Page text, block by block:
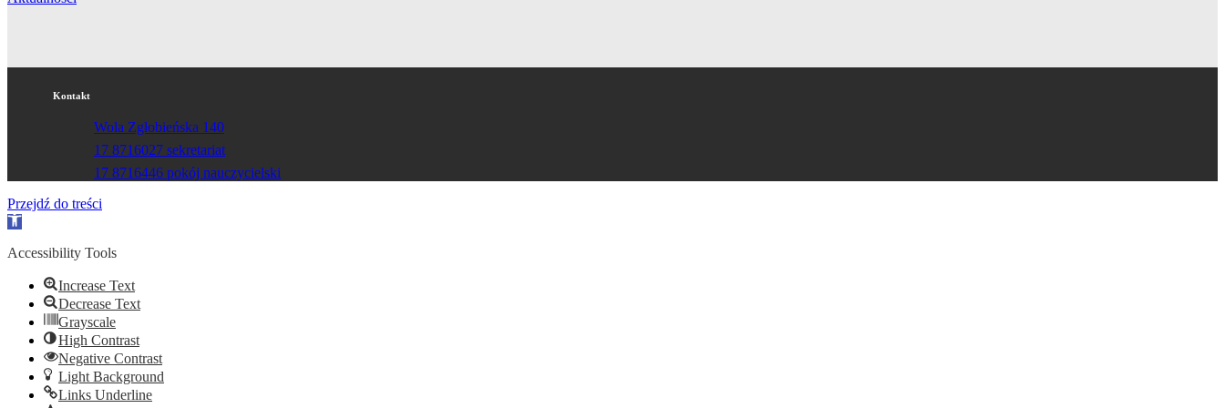
Kontakt
Wola Zgłobieńska 140
17 8716027 sekretariat
17 8716446 pokój nauczycielski
Przejdź do treści
Otwórz
narzędzi
Accessibility Tools
Increase Text
Decrease Text
Grayscale
High Contrast
Negative Contrast
Light Background
Links Underline